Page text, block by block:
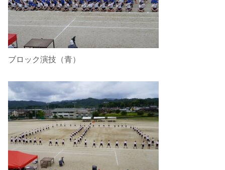
ブロック演技（青）